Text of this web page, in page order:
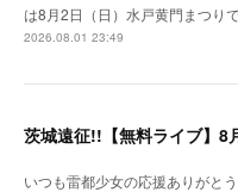
は8月2日（日）水戸黄門まつり
2026.08.01 23:49
いつも雷都少女の応援ありがと